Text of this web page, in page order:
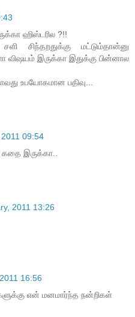
ஹிஸ்டரில ?!!
சிந்தறதுக்கு மட்டும்தான்னு
இருக்கா இதுக்கு பின்னால
உபயோகமான பதிவு...
09:54
இருக்கா..
2011 13:26
16:56
என் மனமார்ந்த நன்றிகள்